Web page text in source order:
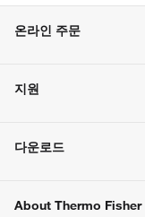
온라인 주문
주문 방법
벌크 주문
지원
고객 센터
웹사이트 개선사항
다운로드
About Thermo Fisher